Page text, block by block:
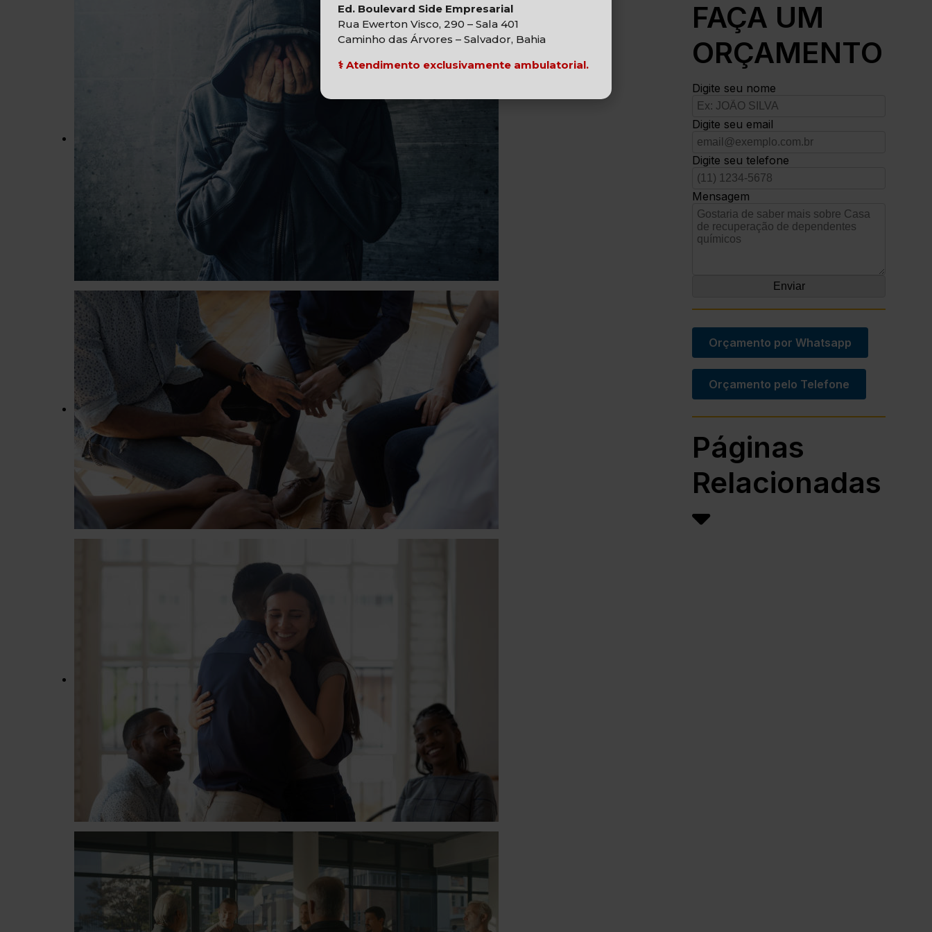
FAÇA UM
ORÇAMENTO
Digite seu nome
Digite seu email
Digite seu telefone
Mensagem
Orçamento por Whatsapp
Orçamento pelo Telefone
Páginas
Relacionadas
Ed. Boulevard Side Empresarial
Rua Ewerton Visco, 290 – Sala 401
Caminho das Árvores – Salvador, Bahia
⚕️ Atendimento exclusivamente ambulatorial.